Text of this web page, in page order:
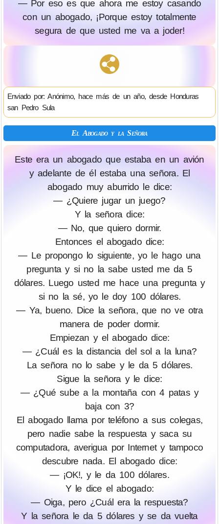
— Por eso es que ahora me estoy casando
con un abogado, ¡Porque estoy totalmente
segura de que usted me va a joder!
Enviado por: Anónimo, hace más de un año, desde Honduras
san Pedro Sula
El Abogado y la Señora
Este era un abogado que estaba en un avión
y adelante de él estaba una señora. El
abogado muy aburrido le dice:
— ¿Quiere jugar un juego?
Y la señora dice:
— No, que quiero dormir.
Entonces el abogado dice:
— Le propongo lo siguiente, yo le hago una
pregunta y si no la sabe usted me da 5
dólares. Luego usted me hace una pregunta y
si no la sé, yo le doy 100 dólares.
— Ya, bueno. Dice la señora, que no ve otra
manera de poder dormir.
Empiezan y el abogado dice:
— ¿Cuál es la distancia del sol a la luna?
La señora no lo sabe y le da 5 dólares.
Sigue la señora y le dice:
— ¿Qué sube a la montaña con 4 patas y
baja con 3?
El abogado llama por teléfono a sus colegas,
pero nadie sabe la respuesta y saca su
computadora, averigua por Internet y tampoco
descubre nada. El abogado dice:
— ¡OK!, y le da 100 dólares.
Y le dice el abogado:
— Oiga, pero ¿Cuál era la respuesta?
Y la señora le da 5 dólares y se da vuelta